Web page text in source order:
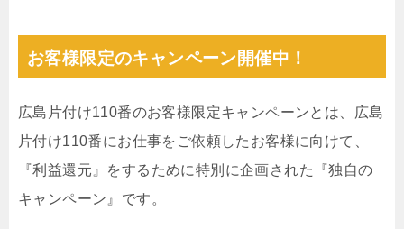
お客様限定のキャンペーン開催中！
広島片付け110番のお客様限定キャンペーンとは、広島
片付け110番にお仕事をご依頼したお客様に向けて、
『利益還元』をするために特別に企画された『独自の
キャンペーン』です。